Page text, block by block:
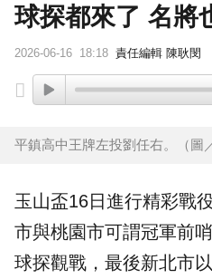
球探都來了 名將
2026-06-16 18:18 責任編輯 陳耿閔
平鎮高中王牌左投劉任右。（圖
玉山盃16日進行精彩戰
市與桃園市可謂冠軍前
球探觀戰，最後新北市